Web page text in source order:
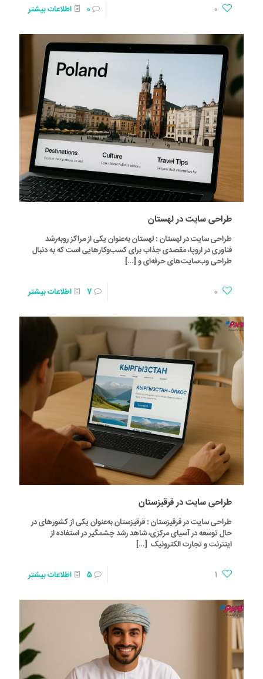
0
0 اطلاعات بیشتر
طراحی سایت در لهستان
طراحی سایت در لهستان : لهستان به‌عنوان یکی از مراکز روبه‌رشد
فناوری در اروپا، مقصدی جذاب برای کسب‌وکارهایی است که به دنبال
طراحی وب‌سایت‌های حرفه‌ای و […]
0
7 اطلاعات بیشتر
طراحی سایت در قرقیزستان
طراحی سایت در قرقیزستان : قرقیزستان به‌عنوان یکی از کشورهای در
حال توسعه در آسیای مرکزی، شاهد رشد چشمگیر در استفاده از
اینترنت و تجارت الکترونیک […]
1
5 اطلاعات بیشتر